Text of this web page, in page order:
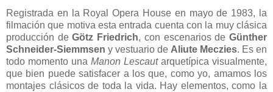
Registrada en la Royal Opera House en mayo de 1983, la
filmación que motiva esta entrada cuenta con la muy clásica
producción deGötz Friedrich, con escenarios deGünther
Schneider-Siemmsen y vestuario de Aliute Meczies. Es en
todo momento una Manon Lescautarquetípica visualmente,
que bien puede satisfacer a los que, como yo, amamos los
montajes clásicos de toda la vida. Hay elementos, como la